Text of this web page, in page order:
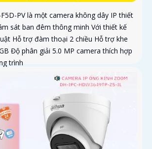
PV là một camera không dây IP thiết
sát ban đêm thông minh Với thiết kế
Hỗ trợ đàm thoại 2 chiều Hỗ trợ khe
Độ phân giải 5.0 MP camera thích hợp
trình